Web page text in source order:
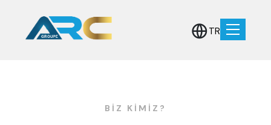
TR
BIZ KIMIZ?